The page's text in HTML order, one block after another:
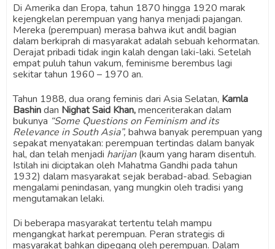
Di Amerika dan Eropa, tahun 1870 hingga 1920 marak
kejengkelan perempuan yang hanya menjadi pajangan.
Mereka (perempuan) merasa bahwa ikut andil bagian
dalam berkiprah di masyarakat adalah sebuah kehormatan.
Derajat pribadi tidak ingin kalah dengan laki-laki. Setelah
empat puluh tahun vakum, feminisme berembus lagi
sekitar tahun 1960 – 1970 an.
Tahun 1988, dua orang feminis dari Asia Selatan, Kamla
Bashindan Nighat Said Khan,menceriterakan dalam
bukunya “Some Questions on Feminism and its
Relevance in South Asia”, bahwa banyak perempuan yang
sepakat menyatakan: perempuan tertindas dalam banyak
hal, dan telah menjadi harijan(kaum yang haram disentuh.
Istilah ini diciptakan oleh Mahatma Gandhi pada tahun
1932) dalam masyarakat sejak berabad-abad. Sebagian
mengalami penindasan, yang mungkin oleh tradisi yang
mengutamakan lelaki.
Di beberapa masyarakat tertentu telah mampu
mengangkat harkat perempuan. Peran strategis di
masyarakat bahkan dipegang oleh perempuan. Dalam